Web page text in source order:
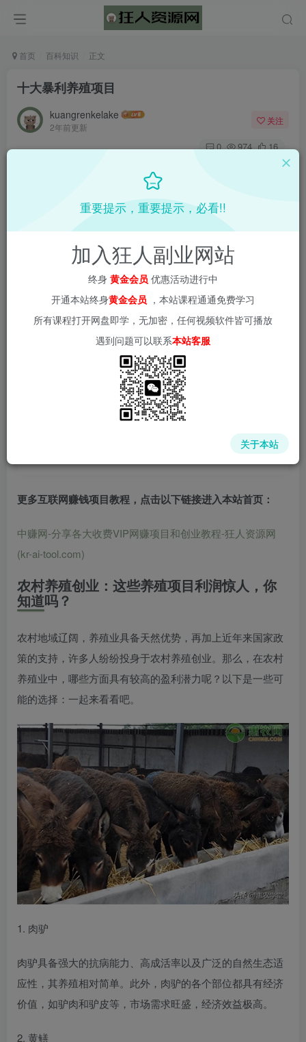
首页 百科知识 正文
十大暴利养殖项目
kuangrenkelake
2年前更新
关注
0 974 16
📌 1000➕互联网副业项目教程，更多网赚项目，点击以下
链接进入本站首页：
中赚网 - 分享各大收费VIP网赚项目和创业教程 - 狂人资源
更多互联网赚钱项目教程，点击以下链接进入本站首页 ：
中赚网-分享各大收费VIP网赚项目和创业教程-狂人资源网
(kr-ai-tool.com)
农村养殖创业：这些养殖项目利润惊人，你
知道吗？
农村地域辽阔，养殖业具备天然优势，再加上近年来国家政
策的支持，许多人纷纷投身于农村养殖创业。那么，在农村
养殖业中，哪些方面具有较高的盈利潜力呢？以下是一些可
能的选择：一起来看看吧。
1. 肉驴
肉驴具备强大的抗病能力、高成活率以及广泛的自然生态适
应性，其养殖相对简单。此外，肉驴的各个部位都具有经济
价值，如驴肉和驴皮等，市场需求旺盛，经济效益极高。
2. 黄鳝
重要提示，重要提示，必看!!
加入狂人副业网站
终身 黄金会员 优惠活动进行中
开通本站终身黄金会员 ，本站课程通通免费学习
所有课程打开网盘即学，无加密，任何视频软件皆可播放
遇到问题可以联系本站客服
关于本站